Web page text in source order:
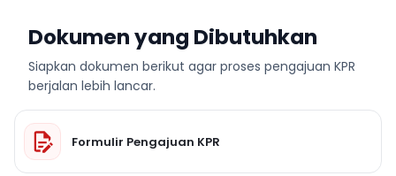
Dokumen yang Dibutuhkan
Siapkan dokumen berikut agar proses pengajuan KPR
berjalan lebih lancar.
Formulir Pengajuan KPR